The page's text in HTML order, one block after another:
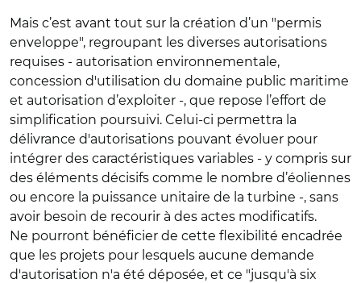
Mais c’est avant tout sur la création d’un "permis
enveloppe", regroupant les diverses autorisations
requises - autorisation environnementale,
concession d'utilisation du domaine public maritime
et autorisation d’exploiter -, que repose l’effort de
simplification poursuivi. Celui-ci permettra la
délivrance d'autorisations pouvant évoluer pour
intégrer des caractéristiques variables - y compris sur
des éléments décisifs comme le nombre d’éoliennes
ou encore la puissance unitaire de la turbine -, sans
avoir besoin de recourir à des actes modificatifs.
Ne pourront bénéficier de cette flexibilité encadrée
que les projets pour lesquels aucune demande
d'autorisation n'a été déposée, et ce "jusqu'à six